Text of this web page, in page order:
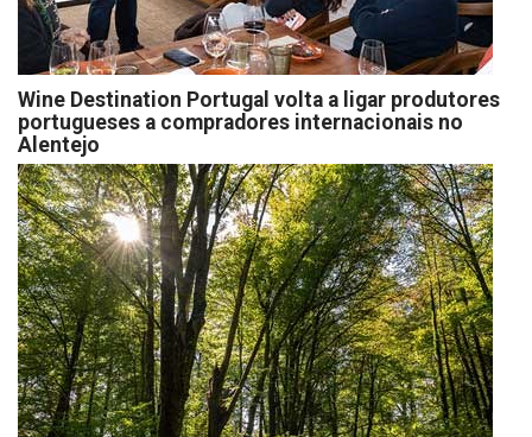
Wine Destination Portugal volta a ligar produtores
portugueses a compradores internacionais no
Alentejo